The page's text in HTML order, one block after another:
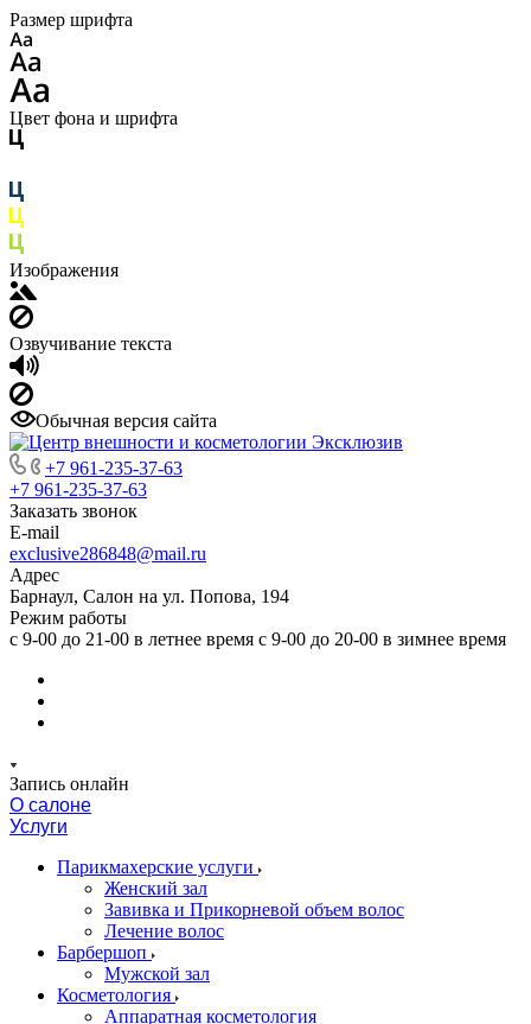
Размер шрифта
Цвет фона и шрифта
Изображения
Озвучивание текста
Обычная версия сайта
+7 961-235-37-63
+7 961-235-37-63
Заказать звонок
E-mail
exclusive286848@mail.ru
Адрес
Барнаул, Салон на ул. Попова, 194
Режим работы
с 9-00 до 21-00 в летнее время с 9-00 до 20-00 в зимнее время
Запись онлайн
О салоне
Услуги
Парикмахерские услуги
Женский зал
Завивка и Прикорневой объем волос
Лечение волос
Барбершоп
Мужской зал
Косметология
Аппаратная косметология